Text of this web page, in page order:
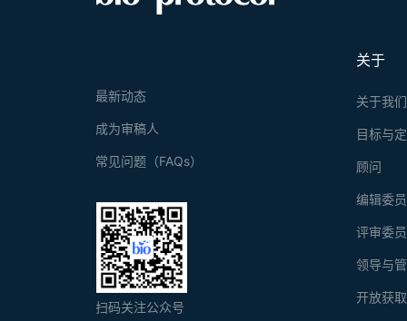
关于
关于我们
目标与
顾问
编辑委
评审委
领导与
开放获
最新动态
成为审稿人
常见问题（FAQs）
扫码关注公众号